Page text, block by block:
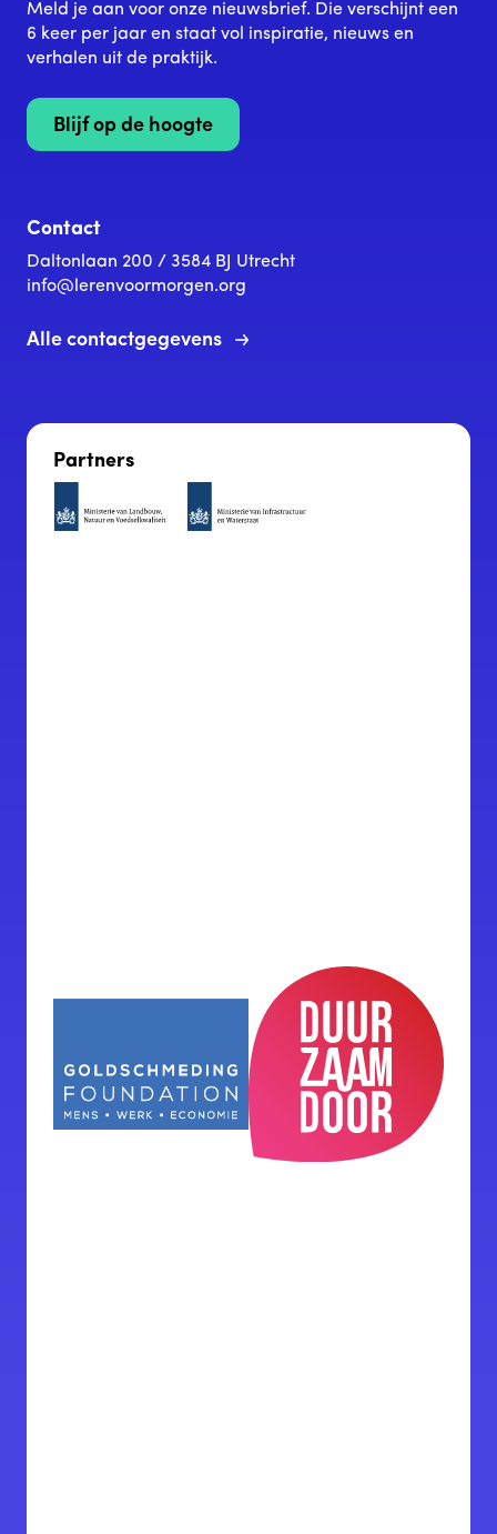
Meld je aan voor onze nieuwsbrief. Die verschijnt een
6 keer per jaar en staat vol inspiratie, nieuws en
verhalen uit de praktijk.
Blijf op de hoogte
Contact
Daltonlaan 200 / 3584 BJ Utrecht
info@lerenvoormorgen.org
Alle contactgegevens
Partners